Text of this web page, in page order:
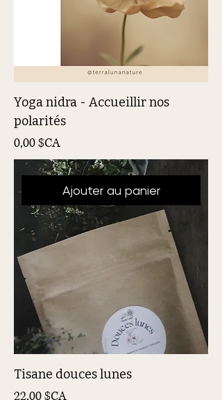
Yoga nidra - Accueillir nos
polarités
Prix
0,00 $CA
Ajouter au panier
Tisane douces lunes
Prix
22,00 $CA